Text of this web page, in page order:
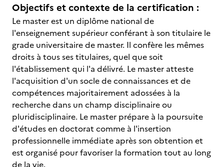
Objectifs et contexte de la certification :
Le master est un diplôme national de
l'enseignement supérieur conférant à son titulaire le
grade universitaire de master. Il confère les mêmes
droits à tous ses titulaires, quel que soit
l'établissement qui l'a délivré. Le master atteste
l'acquisition d'un socle de connaissances et de
compétences majoritairement adossées à la
recherche dans un champ disciplinaire ou
pluridisciplinaire. Le master prépare à la poursuite
d'études en doctorat comme à l'insertion
professionnelle immédiate après son obtention et
est organisé pour favoriser la formation tout au long
de la vie.